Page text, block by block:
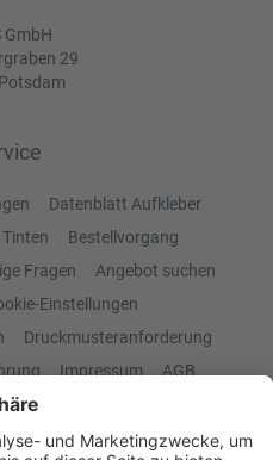
GmbH
29
Datenblatt Aufkleber
Bestellvorgang
Fragen
Angebot suchen
Einstellungen
Druckmusteranforderung
Impressum AGB